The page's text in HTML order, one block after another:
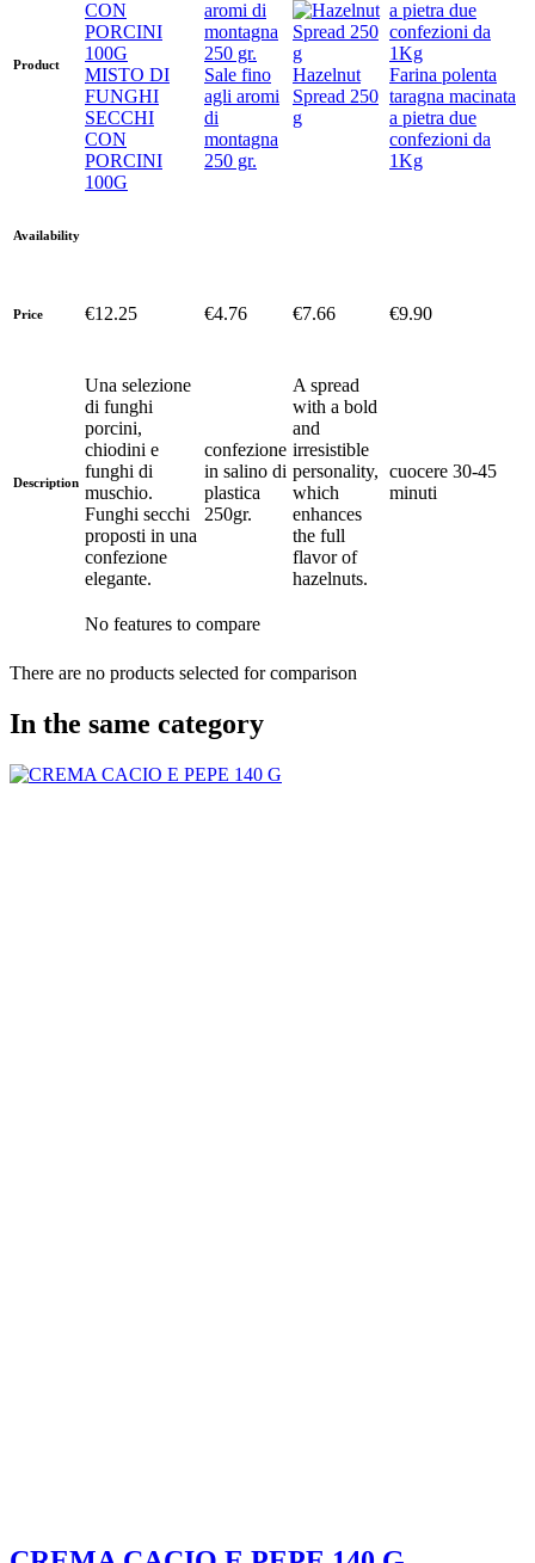
Product
MISTO DI
FUNGHI
SECCHI
CON
PORCINI
100G
Sale fino
agli aromi
di
montagna
250 gr.
Hazelnut
Spread 250
g
Farina polenta
taragna macinata
a pietra due
confezioni da
1Kg
Availability
Price €12.25 €4.76 €7.66 €9.90
Description
Una selezione
di funghi
porcini,
chiodini e
funghi di
muschio.
Funghi secchi
proposti in una
confezione
elegante.
confezione
in salino di
plastica
250gr.
A spread
with a bold
and
irresistible
personality,
which
enhances
the full
flavor of
hazelnuts.
cuocere 30-45
minuti
No features to compare
There are no products selected for comparison
In the same category